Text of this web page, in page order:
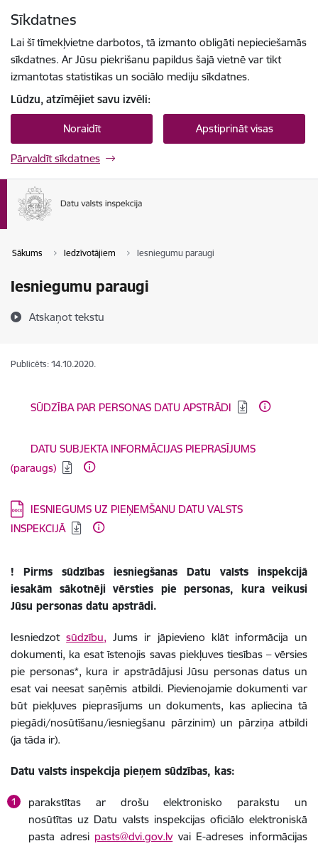
Sīkdatnes
Lai šī tīmekļvietne darbotos, tā izmanto obligāti nepieciešamās
sīkdatnes. Ar Jūsu piekrišanu papildus šajā vietnē var tikt
izmantotas statistikas un sociālo mediju sīkdatnes.
Lūdzu, atzīmējiet savu izvēli:
Noraidīt Apstiprināt visas
Pārvaldīt sīkdatnes
Sākums Iedzīvotājiem Iesniegumu paraugi
Iesniegumu paraugi
Atskaņot tekstu
Publicēts: 14.10.2020.
Lejupielādēt:
SŪDZĪBA PAR PERSONAS DATU APSTRĀDI
Lejupielādēt:
DATU SUBJEKTA INFORMĀCIJAS PIEPRASĪJUMS
(paraugs)
Lejupielādēt:
IESNIEGUMS UZ PIEŅEMŠANU DATU VALSTS
INSPEKCIJĀ
! Pirms sūdzības iesniegšanas Datu valsts inspekcijā
iesakām sākotnēji vērsties pie personas, kura veikusi
Jūsu personas datu apstrādi.
Iesniedzotsūdzību, Jums ir jāpievieno klāt informācija un
dokumenti, ka esat īstenojis savas piekļuves tiesības – vērsies
pie personas*, kura ir apstrādājusi Jūsu personas datus un
esat vai neesat saņēmis atbildi. Pievienojamie dokumenti var
būt piekļuves pieprasījums un dokuments, kas apliecina tā
piegādi/nosūtīšanu/iesniegšanu pārzinim) un pārziņa atbildi
(ja tāda ir).
Datu valsts inspekcija pieņem sūdzības, kas:
parakstītas ar drošu elektronisko parakstu un
nosūtītas uz Datu valsts inspekcijas oficiālo elektroniskā
pasta adresi pasts@dvi.gov.lvvai E-adreses informācijas